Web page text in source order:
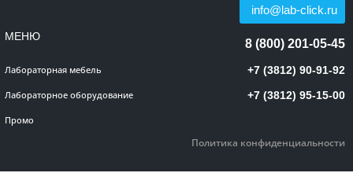
МЕНЮ
Лабораторная мебель
Лабораторное оборудование
Промо
info@lab-click.ru
8 (800) 201-05-45
+7 (3812) 90-91-92
+7 (3812) 95-15-00
Политика конфиденциальности